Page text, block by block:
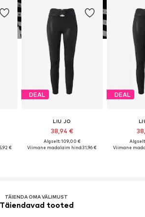
€
DEAL
LIU JO
38,94 €
Algselt: 109,00 €
Viimane madalaim hind:31,96 €
DEAL
Viimane
TÄIENDA OMA VÄLIMUST
Täiendavad tooted